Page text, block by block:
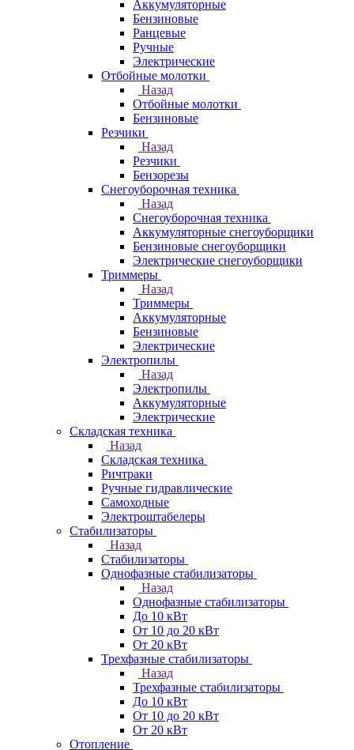
Аккумуляторные
Бензиновые
Ранцевые
Ручные
Электрические
Отбойные молотки
Назад
Отбойные молотки
Бензиновые
Резчики
Назад
Резчики
Бензорезы
Снегоуборочная техника
Назад
Снегоуборочная техника
Аккумуляторные снегоуборщики
Бензиновые снегоуборщики
Электрические снегоуборщики
Триммеры
Назад
Триммеры
Аккумуляторные
Бензиновые
Электрические
Электропилы
Назад
Электропилы
Аккумуляторные
Электрические
Складская техника
Назад
Складская техника
Ричтраки
Ручные гидравлические
Самоходные
Электроштабелеры
Стабилизаторы
Назад
Стабилизаторы
Однофазные стабилизаторы
Назад
Однофазные стабилизаторы
До 10 кВт
От 10 до 20 кВт
От 20 кВт
Трехфазные стабилизаторы
Назад
Трехфазные стабилизаторы
До 10 кВт
От 10 до 20 кВт
От 20 кВт
Отопление